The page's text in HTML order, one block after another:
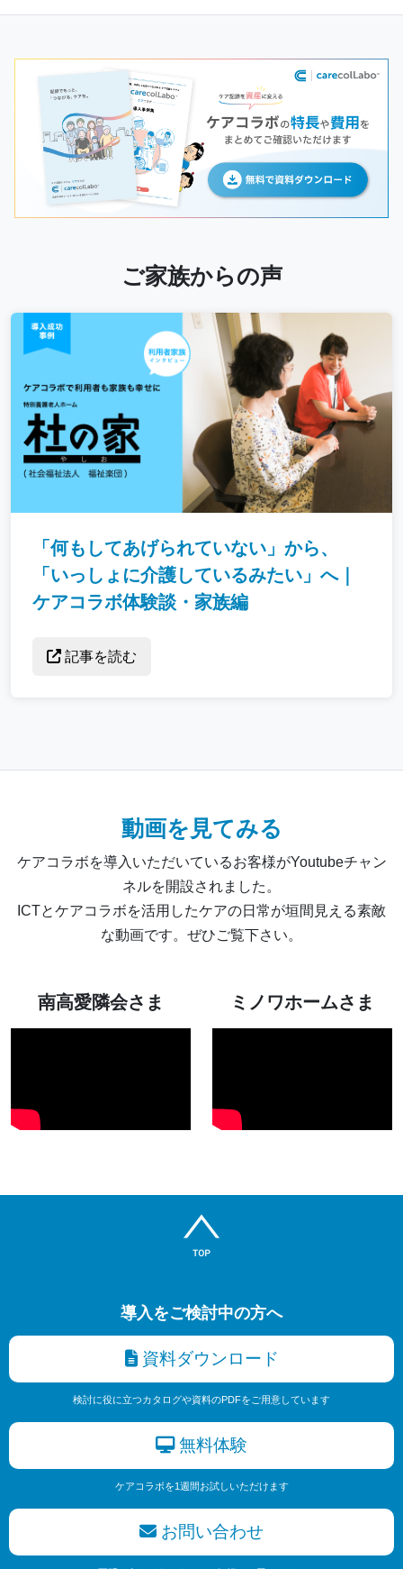
ご家族からの声
「何もしてあげられていない」から、
「いっしょに介護しているみたい」へ｜
ケアコラボ体験談・家族編
記事を読む
動画を見てみる
ケアコラボを導入いただいているお客様がYoutubeチャン
ネルを開設されました。
ICTとケアコラボを活用したケアの日常が垣間見える素敵
な動画です。ぜひご覧下さい。
南高愛隣会さま ミノワホームさま
導入をご検討中の方へ
資料ダウンロード
検討に役に立つカタログや資料のPDFをご用意しています
無料体験
ケアコラボを1週間お試しいただけます
お問い合わせ